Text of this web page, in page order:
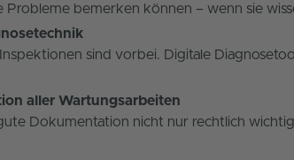
Probleme bemerken können – wenn sie
sind vorbei. Digitale
aller Wartungsarbeiten
Dokumentation nicht nur rechtlich